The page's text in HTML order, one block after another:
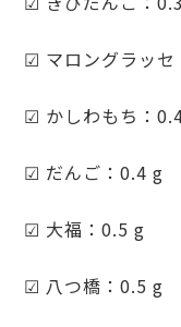
☑ マロングラッセ
☑ かしわもち：
☑ だんご：0.4 g
☑ 大福：0.5 g
☑ 八つ橋：0.5 g